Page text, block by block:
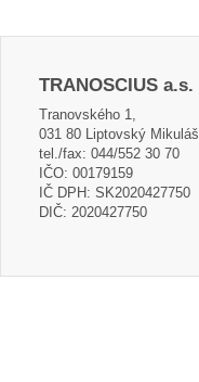
TRANOSCIUS a.s.
Tranovského 1,
031 80 Liptovský Mikuláš
tel./fax: 044/552 30 70
IČO: 00179159
IČ DPH: SK2020427750
DIČ: 2020427750